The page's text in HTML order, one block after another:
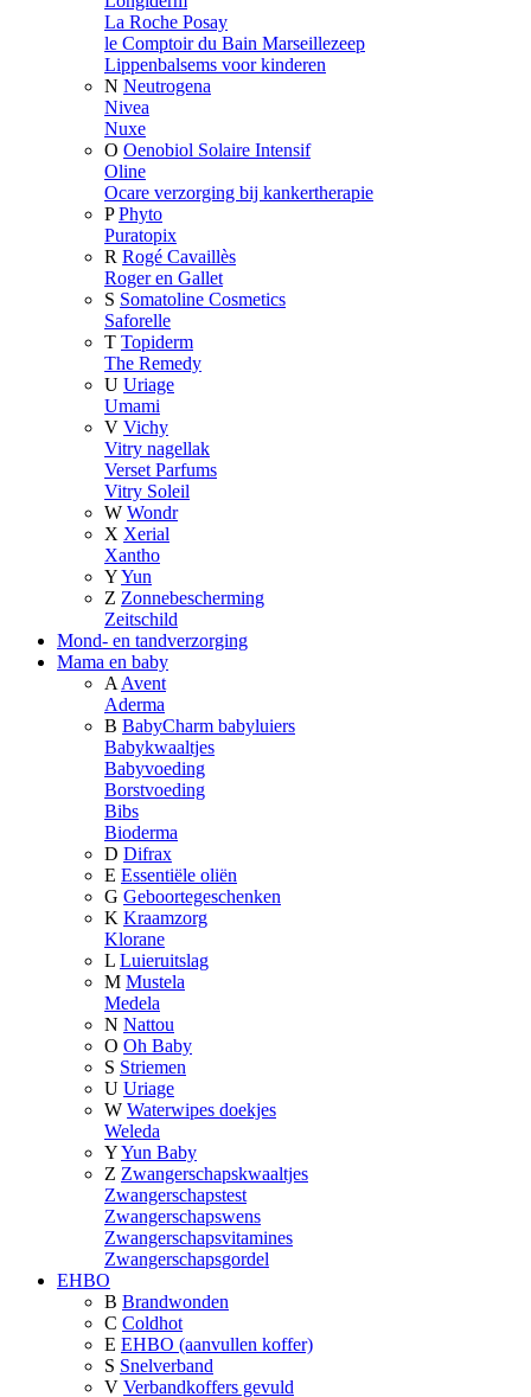
La Roche Posay
le Comptoir du Bain Marseillezeep
Lippenbalsems voor kinderen
N Neutrogena
Nivea
Nuxe
O Oenobiol Solaire Intensif
Oline
Ocare verzorging bij kankertherapie
P Phyto
Puratopix
R Rogé Cavaillès
Roger en Gallet
S Somatoline Cosmetics
Saforelle
T Topiderm
The Remedy
U Uriage
Umami
V Vichy
Vitry nagellak
Verset Parfums
Vitry Soleil
W Wondr
X Xerial
Xantho
YYun
Z Zonnebescherming
Zeitschild
Mond- en tandverzorging
Mama en baby
A Avent
Aderma
B BabyCharm babyluiers
Babykwaaltjes
Babyvoeding
Borstvoeding
Bibs
Bioderma
D Difrax
E Essentiële oliën
G Geboortegeschenken
K Kraamzorg
Klorane
L Luieruitslag
M Mustela
Medela
N Nattou
O Oh Baby
S Striemen
U Uriage
W Waterwipes doekjes
Weleda
YYun Baby
Z Zwangerschapskwaaltjes
Zwangerschapstest
Zwangerschapswens
Zwangerschapsvitamines
Zwangerschapsgordel
EHBO
B Brandwonden
C Coldhot
E EHBO (aanvullen koffer)
S Snelverband
V Verbandkoffers gevuld